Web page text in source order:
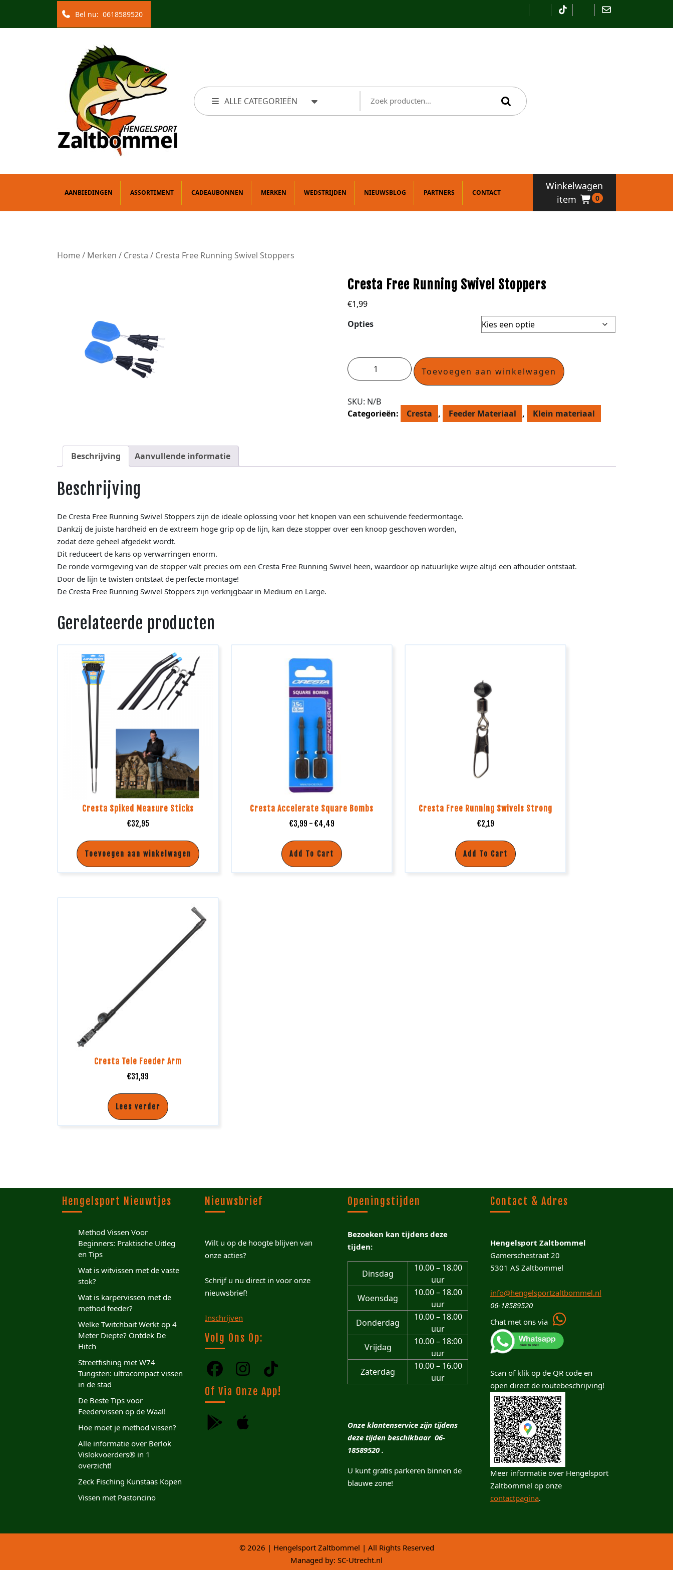
Bel nu: 0618589520
ALLE CATEGORIEËN
AANBIEDINGEN ASSORTIMENT CADEAUBONNEN MERKEN WEDSTRIJDEN NIEUWSBLOG PARTNERS CONTACT
Winkelwagen
item
0
Home/ Merken / Cresta / Cresta Free Running Swivel Stoppers
Cresta Free Running Swivel Stoppers
€1,99
Opties
Toevoegen aan winkelwagen
SKU: N/B
Categorieën:
Cresta , Feeder Materiaal , Klein materiaal
Beschrijving Aanvullende informatie
Beschrijving
De Cresta Free Running Swivel Stoppers zijn de ideale oplossing voor het knopen van een schuivende feedermontage.
Dankzij de juiste hardheid en de extreem hoge grip op de lijn, kan deze stopper over een knoop geschoven worden,
zodat deze geheel afgedekt wordt.
Dit reduceert de kans op verwarringen enorm.
De ronde vormgeving van de stopper valt precies om een Cresta Free Running Swivel heen, waardoor op natuurlijke wijze altijd een afhouder ontstaat.
Door de lijn te twisten ontstaat de perfecte montage!
De Cresta Free Running Swivel Stoppers zijn verkrijgbaar in Medium en Large.
Gerelateerde producten
Cresta Spiked Measure Sticks
€32,95
Toevoegen aan winkelwagen
Cresta Accelerate Square Bombs
€3,99 - €4,49
Add To Cart
Cresta Free Running Swivels Strong
€2,19
Add To Cart
Cresta Tele Feeder Arm
€31,99
Lees verder
Hengelsport Nieuwtjes
Method Vissen Voor
Beginners: Praktische Uitleg
en Tips
Wat is witvissen met de vaste
stok?
Wat is karpervissen met de
method feeder?
Welke Twitchbait Werkt op 4
Meter Diepte? Ontdek De
Hitch
Streetfishing met W74
Tungsten: ultracompact vissen
in de stad
De Beste Tips voor
Feedervissen op de Waal!
Hoe moet je method vissen?
Alle informatie over Berlok
Vislokvoerders® in 1
overzicht!
Zeck Fisching Kunstaas Kopen
Vissen met Pastoncino
Nieuwsbrief
Wilt u op de hoogte blijven van
onze acties?
Schrijf u nu direct in voor onze
nieuwsbrief!
Inschrijven
Volg Ons Op:
Of Via Onze App!
Openingstijden
Bezoeken kan tijdens deze
tijden:
Dinsdag
10.00 – 18.00
uur
Woensdag
10.00 – 18.00
uur
Donderdag
10.00 – 18.00
uur
Vrijdag
10.00 – 18:00
uur
Zaterdag
10.00 – 16.00
uur
Onze klantenservice zijn tijdens
deze tijden beschikbaar 06-
18589520 .
U kunt gratis parkeren binnen de
blauwe zone!
Contact & Adres
Hengelsport Zaltbommel
Gamerschestraat 20
5301 AS Zaltbommel
info@hengelsportzaltbommel.nl
06-18589520
Chat met ons via
Scan of klik op de QR code en
open direct de routebeschrijving!
Meer informatie over Hengelsport
Zaltbommel op onze
contactpagina.
© 2026 | Hengelsport Zaltbommel | All Rights Reserved
Managed by: SC-Utrecht.nl